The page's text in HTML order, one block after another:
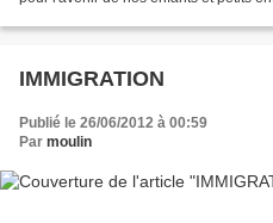
IMMIGRATION
Publié le 26/06/2012 à 00:59
Par moulin